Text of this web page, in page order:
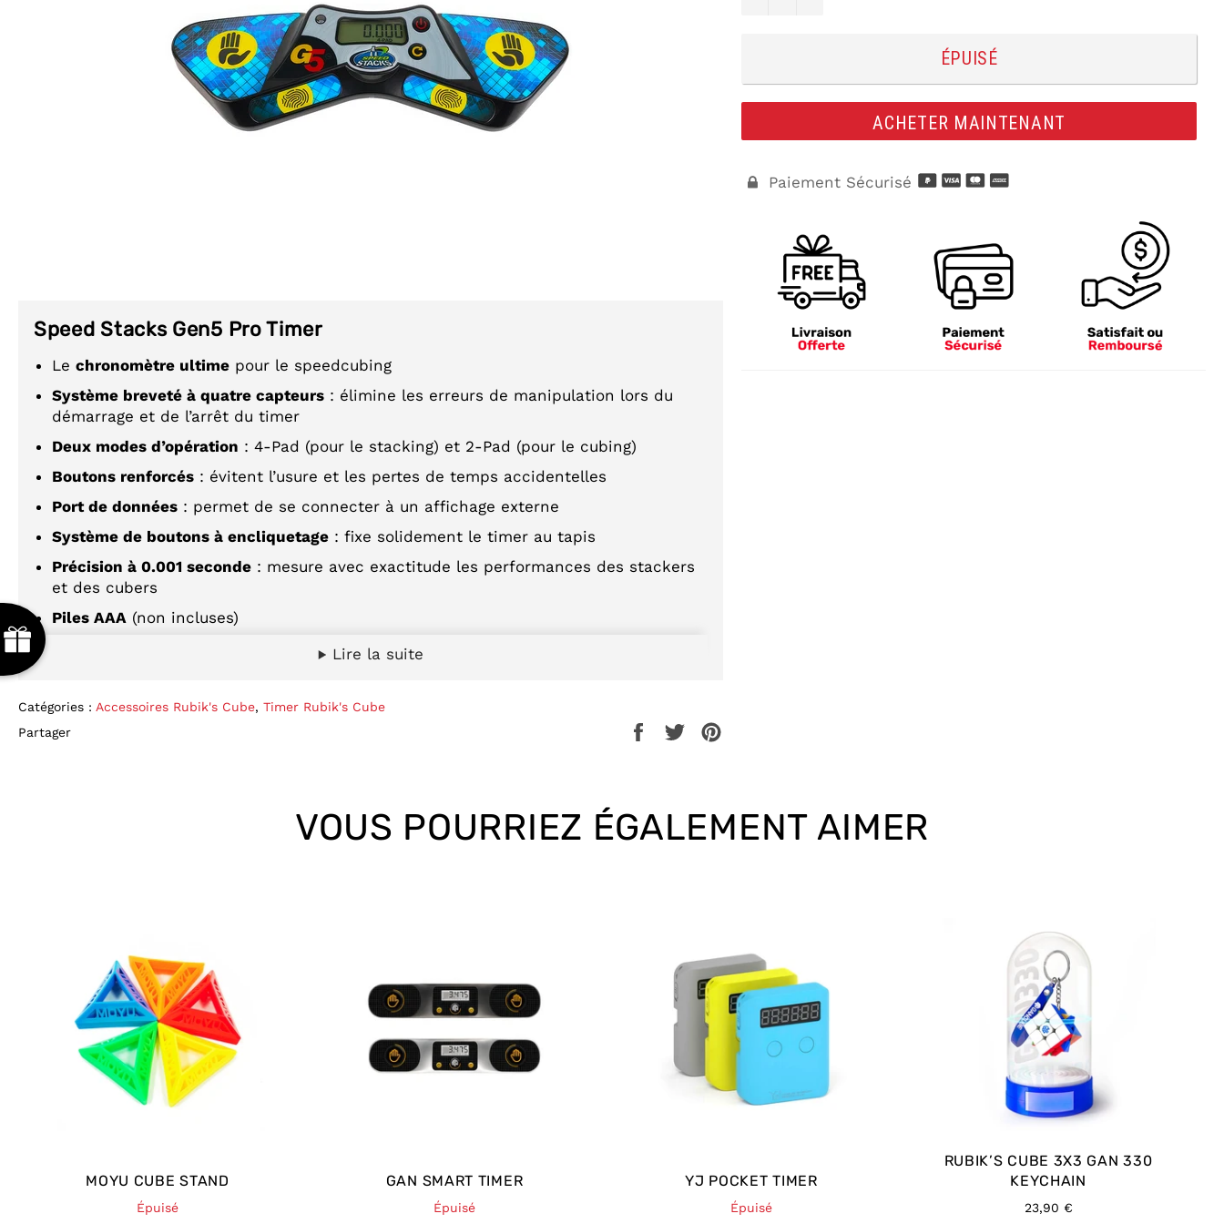
Speed Stacks Gen5 Pro Timer
Le chronomètre ultime pour le speedcubing
Système breveté à quatre capteurs : élimine les erreurs de manipulation lors du
démarrage et de l’arrêt du timer
Deux modes d’opération : 4-Pad (pour le stacking) et 2-Pad (pour le cubing)
Boutons renforcés : évitent l’usure et les pertes de temps accidentelles
Port de données : permet de se connecter à un affichage externe
Système de boutons à encliquetage : fixe solidement le timer au tapis
Précision à 0.001 seconde : mesure avec exactitude les performances des stackers
et des cubers
Piles AAA (non incluses)
LIVRAISON STANDARD OFFERTE
LeTimer Speed Stacks Gen5 Proest le chronomètre le plus avancé pour
. Il offre une expérience de mesure optimale grâce à
son
qui empêche les fautes de manipulation lors du
: 4 Pads pour le stacking et 2 Pads pour le
cubing, qui se changent facilement en appuyant sur le bouton RESET pendant 5
secondes. Les boutons RESET et POWER sont renforcés pour éviter l’usure et les
Le Timer Speed Stacks Gen5 Pro mesure avec précision les performances des
stackers et des cubers, avec une
précision à 0.001 seconde. Il fonctionne avec deux
piles AAA incluses, ce qui le rend prêt à l’emploi dès la sortie de la boîte.
Le Timer Speed Stacks Gen5 Pro est le chronomètre idéal pour les amateurs et les
professionnels du sport stacking et du speed cubing, qui veulent améliorer leur niveau
et battre des records!
Lire la suite
Catégories : Accessoires Rubik's Cube, Timer Rubik's Cube
Partager
PartagerTweeter
ÉPUISÉ
ACHETER MAINTENANT
 Paiement Sécurisé
VOUS POURRIEZ ÉGALEMENT AIMER
MOYU CUBE STAND
Épuisé
GAN SMART TIMER
Épuisé
YJ POCKET TIMER
Épuisé
RUBIK’S CUBE 3X3 GAN 330
KEYCHAIN
Prix
23,90 €